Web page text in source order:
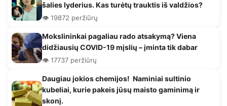
šalies lyderius. Kas turėtų trauktis iš valdžios?
👁️ 19872 peržiūrų
Mokslininkai pagaliau rado atsakymą? Viena
didžiausių COVID-19 mįslių – įminta tik dabar
👁️ 17737 peržiūrų
Daugiau jokios chemijos! Naminiai sultinio
kubeliai, kurie pakeis jūsų maisto gaminimą ir
skonį.